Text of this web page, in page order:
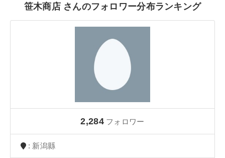
笹木商店 さんのフォロワー分布ランキング
2,284 フォロワー
: 新潟縣